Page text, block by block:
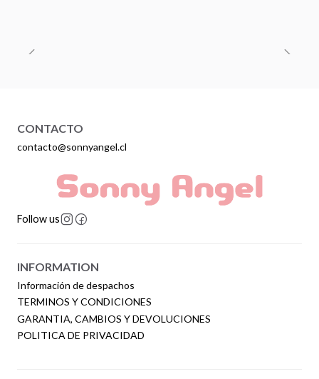
CONTACTO
contacto@sonnyangel.cl
Follow us
INFORMATION
Información de despachos
TERMINOS Y CONDICIONES
GARANTIA, CAMBIOS Y DEVOLUCIONES
POLITICA DE PRIVACIDAD